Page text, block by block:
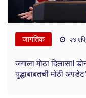
जागतिक २४
जगाला मोठा दिलासा!
युद्धाबाबतची मोठी